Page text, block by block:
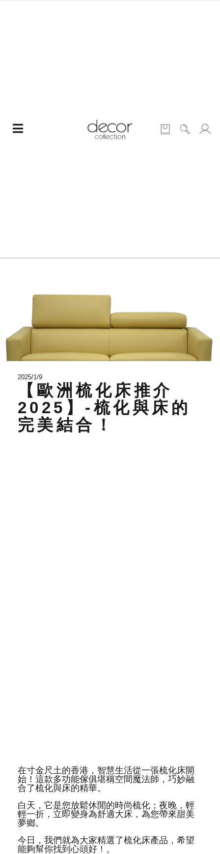
2025/1/9
【歐洲梳化床推介
2025】-梳化與床的
完美結合！
在寸金尺土的香港，智慧生活從一張梳化床開
始！這款多功能傢俱堪稱空間魔法師，巧妙融
合了梳化與床的精華。
白天，它是您放鬆休閒的時尚梳化；夜晚，輕
輕一折，立即變身為舒適大床，為您帶來甜美
夢鄉。
今日，我們就為大家精選了梳化床產品，希望
能夠幫你找到心頭好！。